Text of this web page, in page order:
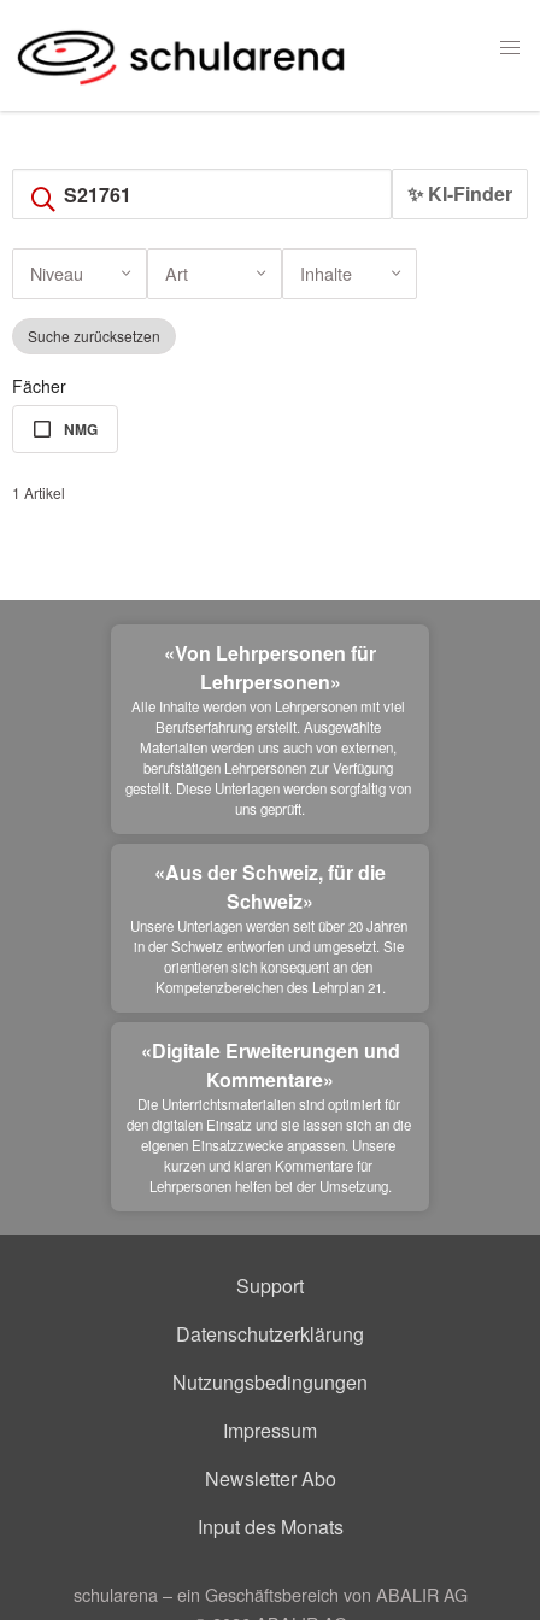
✨ KI-Finder
Niveau Art Inhalte
Suche zurücksetzen
Fächer
NMG
1 Artikel
«Von Lehrpersonen für
Lehrpersonen»
Alle Inhalte werden von Lehrpersonen mit viel
Berufserfahrung erstellt. Ausgewählte
Materialien werden uns auch von externen,
berufstätigen Lehrpersonen zur Verfügung
gestellt. Diese Unterlagen werden sorgfältig von
uns geprüft.
«Aus der Schweiz, für die
Schweiz»
Unsere Unterlagen werden seit über 20 Jahren
in der Schweiz entworfen und umgesetzt. Sie
orientieren sich konsequent an den
Kompetenzbereichen des Lehrplan 21.
«Digitale Erweiterungen und
Kommentare»
Die Unterrichtsmaterialien sind optimiert für
den digitalen Einsatz und sie lassen sich an die
eigenen Einsatzzwecke anpassen. Unsere
kurzen und klaren Kommentare für
Lehrpersonen helfen bei der Umsetzung.
Support
Datenschutzerklärung
Nutzungsbedingungen
Impressum
Newsletter Abo
Input des Monats
schularena – ein Geschäftsbereich von ABALIR AG